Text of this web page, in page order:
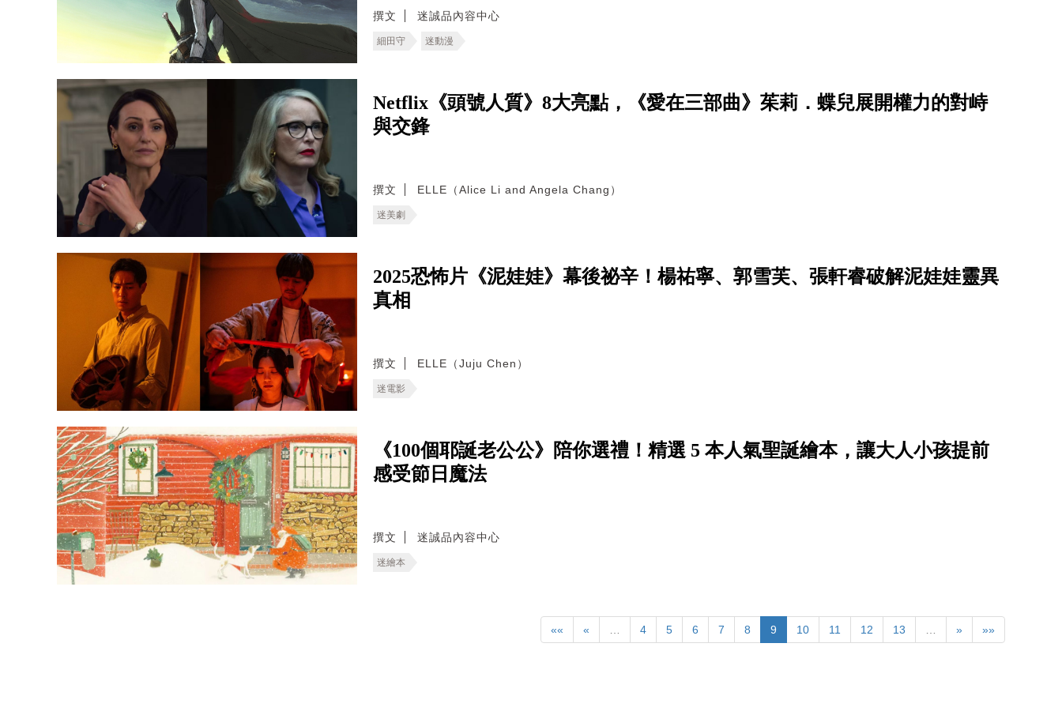
撰文 迷誠品內容中心
細田守 迷動漫
Netflix《頭號人質》8大亮點，《愛在三部曲》茱莉．蝶兒展開權力的對峙
與交鋒
撰文 ELLE（Alice Li and Angela Chang）
迷美劇
2025恐怖片《泥娃娃》幕後祕辛！楊祐寧、郭雪芙、張軒睿破解泥娃娃靈異
真相
撰文 ELLE（Juju Chen）
迷電影
《100個耶誕老公公》陪你選禮！精選 5 本人氣聖誕繪本，讓大人小孩提前
感受節日魔法
撰文 迷誠品內容中心
迷繪本
«« « … 4 5 6 7 8 9 10 11 12 13 … » »»